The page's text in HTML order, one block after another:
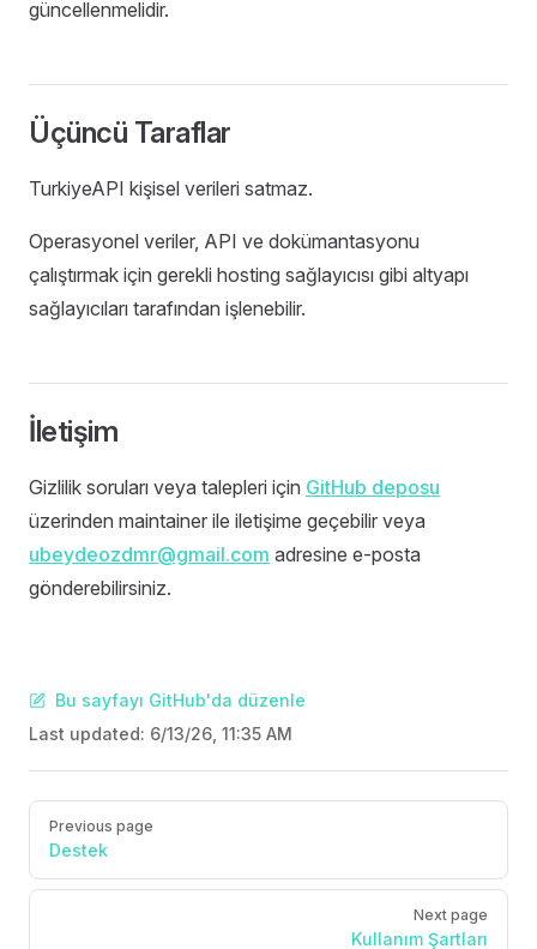
güncellenmelidir.
Üçüncü Taraflar
TurkiyeAPI kişisel verileri satmaz.
Operasyonel veriler, API ve dokümantasyonu
çalıştırmak için gerekli hosting sağlayıcısı gibi altyapı
sağlayıcıları tarafından işlenebilir.
İletişim
Gizlilik soruları veya talepleri için GitHub deposu
üzerinden maintainer ile iletişime geçebilir veya
ubeydeozdmr@gmail.com adresine e-posta
gönderebilirsiniz.
Bu sayfayı GitHub'da düzenle
Last updated: 6/13/26, 11:35 AM
Pager
Previous page
Destek
Next page
Kullanım Şartları